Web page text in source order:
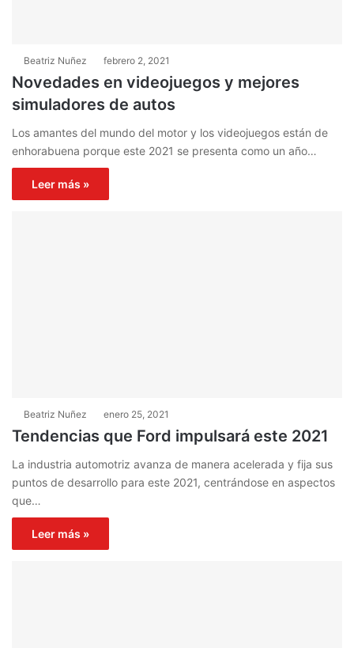
Beatriz Nuñez febrero 2, 2021
Novedades en videojuegos y mejores
simuladores de autos
Los amantes del mundo del motor y los videojuegos están de
enhorabuena porque este 2021 se presenta como un año…
Leer más »
Beatriz Nuñez enero 25, 2021
Tendencias que Ford impulsará este 2021
La industria automotriz avanza de manera acelerada y fija sus
puntos de desarrollo para este 2021, centrándose en aspectos
que…
Leer más »